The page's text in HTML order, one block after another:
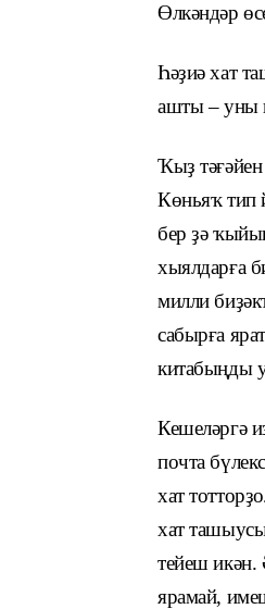
Өлкәндәр
Һәҙиә хат
ашты – уны
Ҡыҙ
Көньяҡ тип
бер ҙә
хыялдарға
милли
сабырға
китабыңды
Кешеләргә
почта
хат
хат
тейеш икән.
ярамай,